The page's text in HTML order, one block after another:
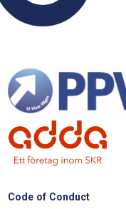
Code of Conduct